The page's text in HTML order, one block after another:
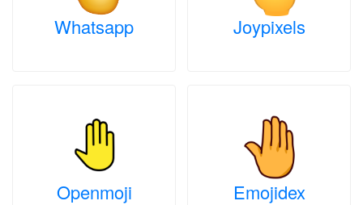
Whatsapp Joypixels
Openmoji Emojidex